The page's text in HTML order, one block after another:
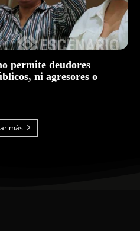
permite deudores
ni agresores o
más